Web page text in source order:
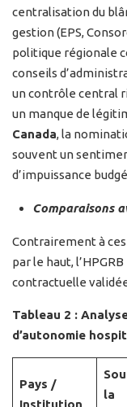
centralisation du
gestion (EPS,
politique régionale
conseils
un contrôle central
un manque de
Canada, la
souvent un
d’impuissance
Comparaisons
Contrairement à
par le haut,
contractuelle
Tableau 2 :
d’autonomie
Pays /
la